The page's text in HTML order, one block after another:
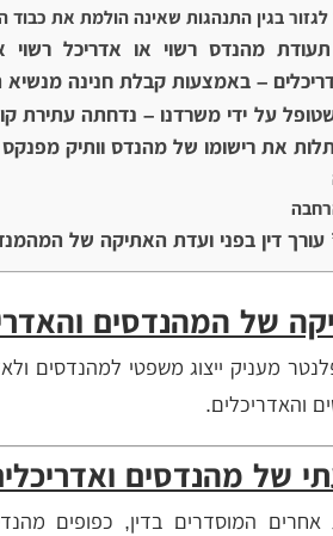
לגזור בגין התנהגות שאינה הולמת את כבוד
תעודת מהנדס רשוי או אדריכל
– באמצעות קבלת חנינה מנשיא
על ידי משרדנו – נדחתה עתירת
את רישומו של מהנדס וותיק
עורך דין בפני ועדת האתיקה של
של המהנדסים
מעניק ייצוג משפטי למהנדסים
והאדריכלים.
של מהנדסים
אחרים המוסדרים בדין, כפופים